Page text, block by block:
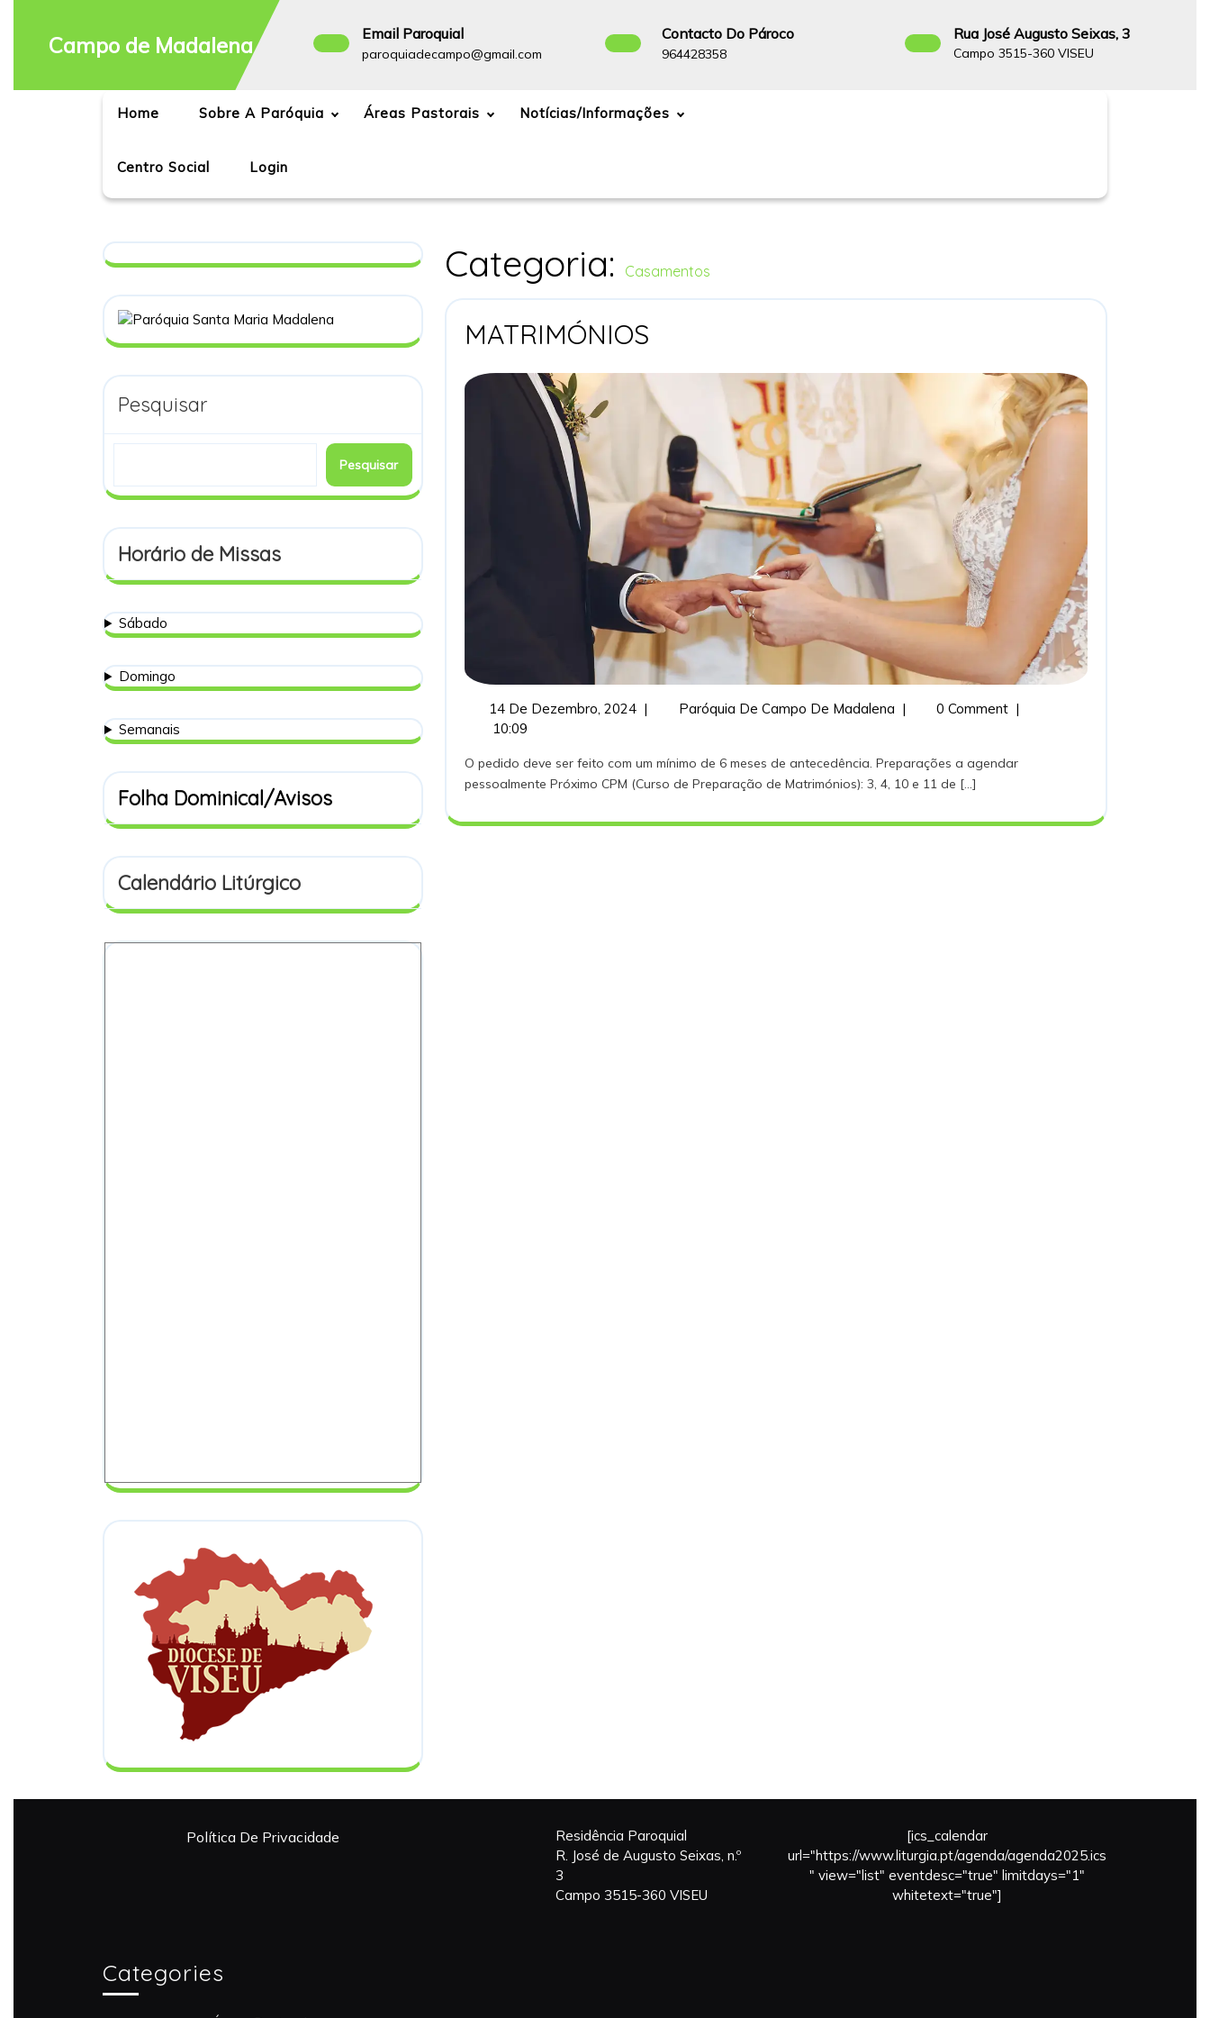
contentCampo de Madalena Email Paroquial
paroquiadecampo@gmail.com Paroquiadecampo@gmail.com
Contacto Do Pároco
964428358964428358
Rua José Augusto Seixas, 3
Campo 3515-360 VISEU
Home Sobre A Paróquia Áreas Pastorais Notícias/Informações
Centro Social Login
Pesquisar
Pesquisar
Horário de Missas
Sábado
Domingo
Semanais
Folha Dominical/Avisos
Calendário Litúrgico
Categoria: Casamentos
MATRIMÓNIOS
14 De Dezembro, 202414
2024
| Paróquia De Campo De MadalenaMATRIMÓNIOS
| 0 Comment |
10:09
O pedido deve ser feito com um mínimo de 6 meses de antecedência. Preparações a agendar
pessoalmente Próximo CPM (Curso de Preparação de Matrimónios): 3, 4, 10 e 11 de [...]
Política De Privacidade
Residência Paroquial
R. José de Augusto Seixas, n.º
3
Campo 3515-360 VISEU
[ics_calendar
url="https://www.liturgia.pt/agenda/agenda2025.ics
" view="list" eventdesc="true" limitdays="1"
whitetext="true"]
Categories